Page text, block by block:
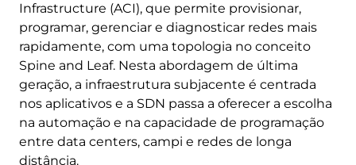
Infrastructure (ACI), que permite provisionar,
programar, gerenciar e diagnosticar redes mais
rapidamente, com uma topologia no conceito
Spine and Leaf. Nesta abordagem de última
geração, a infraestrutura subjacente é centrada
nos aplicativos e a SDN passa a oferecer a escolha
na automação e na capacidade de programação
entre data centers, campi e redes de longa
distância.